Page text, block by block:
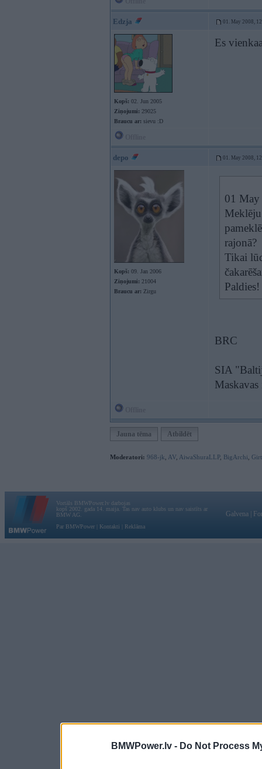
BMWPower.lv - Do Not Process
Edzja 01. May 2008,
Kopš: 02. Jun 2005
Ziņojumi: 29025
Braucu ar: sievu :D
Es
depo 01. May 2008,
Kopš: 09. Jan 2006
Ziņojumi: 21004
Braucu ar: Zirgu
01
rajonā?
Tikai
Paldies!
BRC
SIA
Jauna tēma Atbildēt
Moderatori: 968-jk AV AiwaShuraLLP, BigArchi
Vortāls BMWPower.lv darbojas
kopš 2002. gada 14. maija. Tas nav auto klubs un nav saistīts ar
BMW AG.
Par BMWPower
Kontakti Reklāma
Galvena